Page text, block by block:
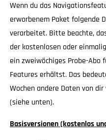
Wenn du das
erworbenem Paket folgende
verarbeitet. Bitte beachte,
der kostenlosen oder
ein zweiwöchiges Probe-Abo
Features erhältst. Das
Wochen andere Daten von
(siehe unten).
Basisversionen (kostenlos